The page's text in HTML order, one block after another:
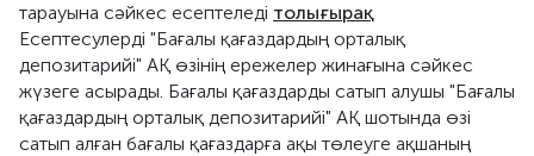
тарауына сәйкес есептеледі толығырақ
Есептесулерді "Бағалы қағаздардың орталық
депозитарийі" АҚ өзінің ережелер жинағына сәйкес
жүзеге асырады. Бағалы қағаздарды сатып алушы "Бағалы
қағаздардың орталық депозитарийі" АҚ шотында өзі
сатып алған бағалы қағаздарға ақы төлеуге ақшаның